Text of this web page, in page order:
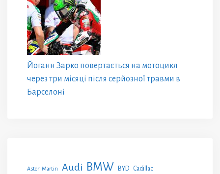
Йоганн Зарко повертається на мотоцикл
через три місяці після серйозної травми в
Барселоні
Aston Martin Audi BMW BYD Cadillac